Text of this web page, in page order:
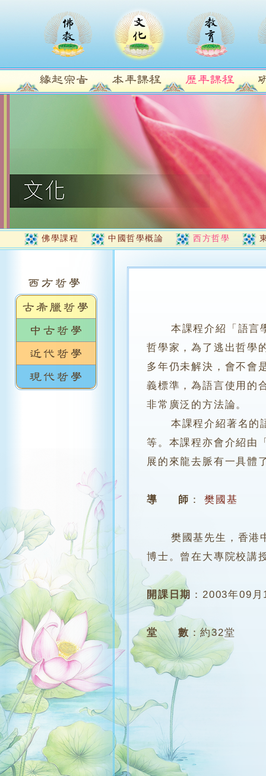
佛學課程 中國哲學概論 西方哲學
本課程介紹「語言
哲學家，為了逃出哲學
多年仍未解決，會不會
義標準，為語言使用的
非常廣泛的方法論。
本課程介紹著名的語
等。本課程亦會介紹由
展的來龍去脈有一具體
導 師 ： 樊國基
樊國基先生，香港中
博士。曾在大專院校講
開課日期 ：2003年09月
堂 數 ：約32堂